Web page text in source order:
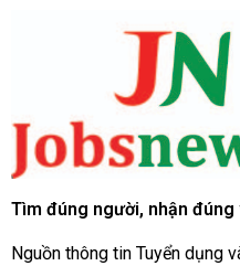
Tìm đúng người, nhận đúng
Nguồn thông tin Tuyển dụng